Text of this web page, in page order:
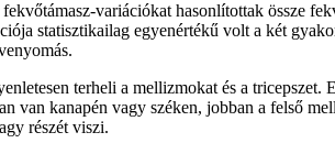
variációkat hasonlítottak össze
statisztikailag egyenértékű volt a két
terheli a mellizmokat és a
van kanapén vagy széken, jobban a felső
részét viszi.